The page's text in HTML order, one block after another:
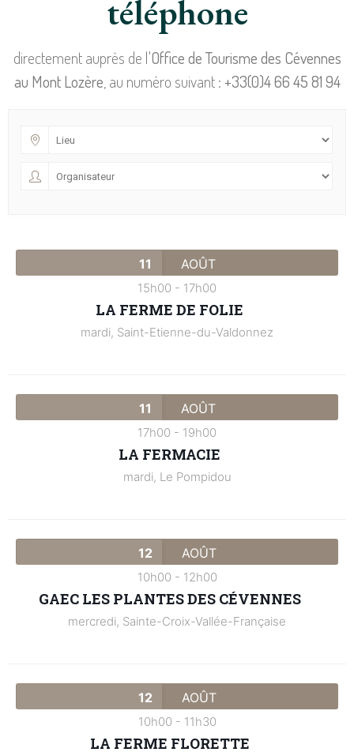
téléphone
directement auprès de l'Office de Tourisme des Cévennes
au Mont Lozère , au numéro suivant :+33(0)4 66 45 81 94
11 AOÛT
15h00 - 17h00
LA FERME DE FOLIE
mardi, Saint-Etienne-du-Valdonnez
11 AOÛT
17h00 - 19h00
LA FERMACIE
mardi, Le Pompidou
12 AOÛT
10h00 - 12h00
GAEC LES PLANTES DES CÉVENNES
mercredi, Sainte-Croix-Vallée-Française
12 AOÛT
10h00 - 11h30
LA FERME FLORETTE